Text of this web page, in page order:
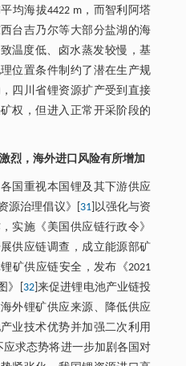
均海拔4422 m，而智利阿塔
台吉乃尔等大部分盐湖的海
温度低、卤水蒸发较慢，基
位置条件制约了潜在生产规
四川省锂资源扩产受到直接
权，但进入正常开采阶段的
烈，海外进口风险有所增加
国重视本国锂及其下游供应
源治理倡议》[ 31]以强化与资
实施《美国供应链行政令》
供应链调查，成立能源部矿
矿供应链安全，发布《2021
》[ 32]来促进锂电池产业链投
外锂矿供应来源、降低供应
业技术优势并加强二次利用
求态势将进一步加剧各国对